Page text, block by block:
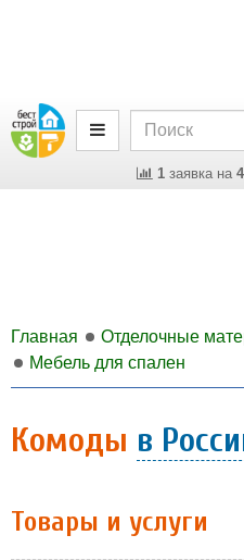
1заявка на
Главная Отделочные
Мебель для спален
Комоды в
Товары и услуги